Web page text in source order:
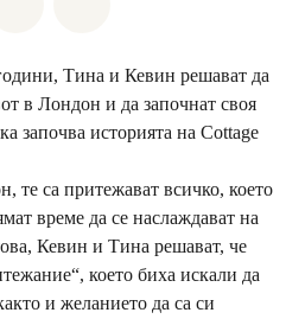
Тина и Кевин решават да
в Лондон и да започнат своя
започва историята на Cottage
те са притежават всичко, което
време да се наслаждават на
Кевин и Тина решават, че
което биха искали да
и желанието да са си